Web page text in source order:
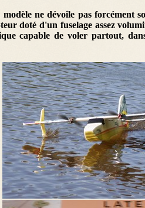
ne dévoile pas forcément
doté d'un fuselage assez
capable de voler partout,